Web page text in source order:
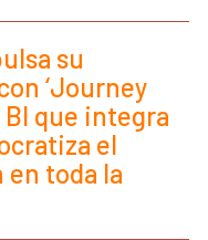
su
‘Journey
BI que integra
el
en toda la